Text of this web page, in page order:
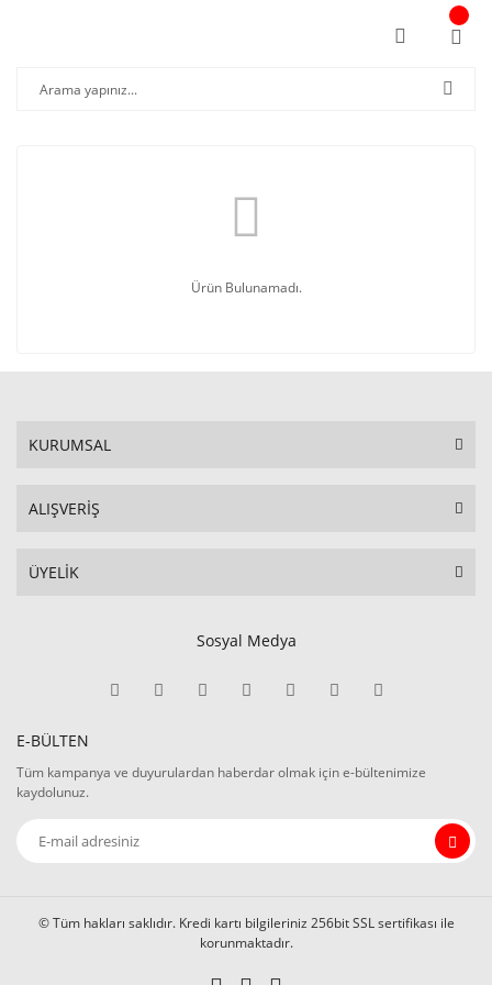
Ürün Bulunamadı.
KURUMSAL
ALIŞVERİŞ
ÜYELİK
Sosyal Medya
E-BÜLTEN
Tüm kampanya ve duyurulardan haberdar olmak için e-bültenimize
kaydolunuz.
© Tüm hakları saklıdır. Kredi kartı bilgileriniz 256bit SSL sertifikası ile
korunmaktadır.